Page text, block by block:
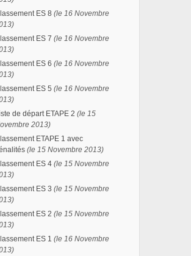
ES 8 (le 16 Novembre
ES 7 (le 16 Novembre
ES 6 (le 16 Novembre
ES 5 (le 16 Novembre
de départ ETAPE 2 (le 15
2013)
ETAPE 1 avec
(le 15 Novembre 2013)
ES 4 (le 15 Novembre
)
ES 3 (le 15 Novembre
ES 2 (le 15 Novembre
ES 1 (le 16 Novembre
)